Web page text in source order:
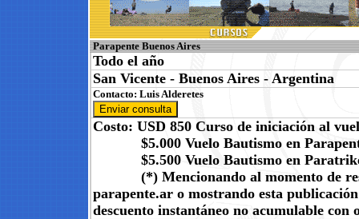
Parapente Buenos Aires
Todo el año
San Vicente - Buenos Aires - Argentina
Contacto: Luis Alderetes
Enviar consulta
Costo: USD 850 Curso de iniciación al
$5.000 Vuelo Bautismo en
$5.500 Vuelo Bautismo en
(*) Mencionando al momento de
parapente.ar o mostrando esta publicación
descuento instantáneo no acumulable con